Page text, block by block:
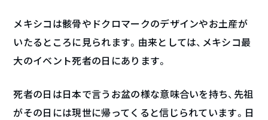
メキシコは骸骨やドクロマークのデザインやお土産が
いたるところに見られます。由来としては、メキシコ最
大のイベント死者の日にあります。
死者の日は日本で言うお盆の様な意味合いを持ち、先祖
がその日には現世に帰ってくると信じられています。日